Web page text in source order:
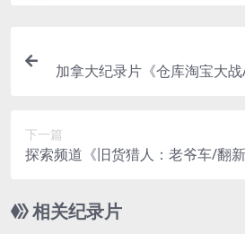
加拿大纪录片《仓库淘宝大
下一篇
探索频道《旧货猎人：老爷车/翻
英语无字 官方纯净版 1080P/MKV/
相关纪录片